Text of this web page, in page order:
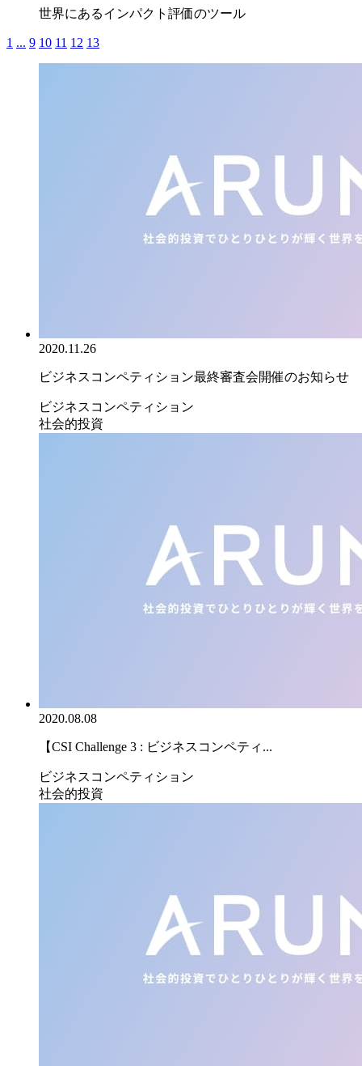
世界にあるインパクト評価のツール
1 ... 9 10 11 12 13
2020.11.26
ビジネスコンペティション最終審査会開催のお知らせ
ビジネスコンペティション
社会的投資
2020.08.08
【CSI Challenge 3 : ビジネスコンペティ...
ビジネスコンペティション
社会的投資